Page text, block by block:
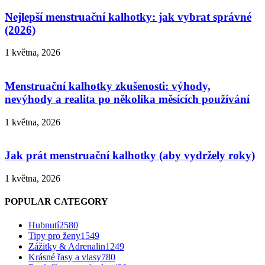
Nejlepší menstruační kalhotky: jak vybrat správné
(2026)
1 května, 2026
Menstruační kalhotky zkušenosti: výhody,
nevýhody a realita po několika měsících používání
1 května, 2026
Jak prát menstruační kalhotky (aby vydržely roky)
1 května, 2026
POPULAR CATEGORY
Hubnutí2580
Tipy pro ženy1549
Zážitky & Adrenalin1249
Krásné řasy a vlasy780